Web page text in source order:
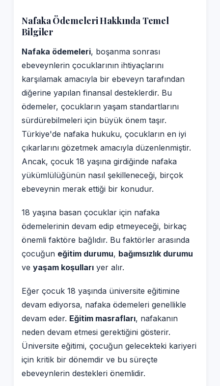
Nafaka Ödemeleri Hakkında Temel
Bilgiler
Nafaka ödemeleri, boşanma sonrası
ebeveynlerin çocuklarının ihtiyaçlarını
karşılamak amacıyla bir ebeveyn tarafından
diğerine yapılan finansal desteklerdir. Bu
ödemeler, çocukların yaşam standartlarını
sürdürebilmeleri için büyük önem taşır.
Türkiye'de nafaka hukuku, çocukların en iyi
çıkarlarını gözetmek amacıyla düzenlenmiştir.
Ancak, çocuk 18 yaşına girdiğinde nafaka
yükümlülüğünün nasıl şekilleneceği, birçok
ebeveynin merak ettiği bir konudur.
18 yaşına basan çocuklar için nafaka
ödemelerinin devam edip etmeyeceği, birkaç
önemli faktöre bağlıdır. Bu faktörler arasında
çocuğun eğitim durumu, bağımsızlık durumu
ve yaşam koşulları yer alır.
Eğer çocuk 18 yaşında üniversite eğitimine
devam ediyorsa, nafaka ödemeleri genellikle
devam eder. Eğitim masrafları, nafakanın
neden devam etmesi gerektiğini gösterir.
Üniversite eğitimi, çocuğun gelecekteki kariyeri
için kritik bir dönemdir ve bu süreçte
ebeveynlerin destekleri önemlidir.